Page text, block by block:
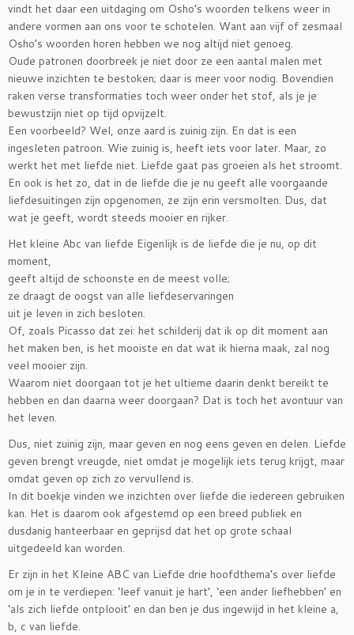
vindt het daar een uitdaging om Osho’s woorden telkens weer in
andere vormen aan ons voor te schotelen. Want aan vijf of zesmaal
Osho’s woorden horen hebben we nog altijd niet genoeg.
Oude patronen doorbreek je niet door ze een aantal malen met
nieuwe inzichten te bestoken; daar is meer voor nodig. Bovendien
raken verse transformaties toch weer onder het stof, als je je
bewustzijn niet op tijd opvijzelt.
Een voorbeeld? Wel, onze aard is zuinig zijn. En dat is een
ingesleten patroon. Wie zuinig is, heeft iets voor later. Maar, zo
werkt het met liefde niet. Liefde gaat pas groeien als het stroomt.
En ook is het zo, dat in de liefde die je nu geeft alle voorgaande
liefdesuitingen zijn opgenomen, ze zijn erin versmolten. Dus, dat
wat je geeft, wordt steeds mooier en rijker.
Het kleine Abc van liefde Eigenlijk is de liefde die je nu, op dit
moment,
geeft altijd de schoonste en de meest volle;
ze draagt de oogst van alle liefdeservaringen
uit je leven in zich besloten.
Of, zoals Picasso dat zei: het schilderij dat ik op dit moment aan
het maken ben, is het mooiste en dat wat ik hierna maak, zal nog
veel mooier zijn.
Waarom niet doorgaan tot je het ultieme daarin denkt bereikt te
hebben en dan daarna weer doorgaan? Dat is toch het avontuur van
het leven.
Dus, niet zuinig zijn, maar geven en nog eens geven en delen. Liefde
geven brengt vreugde, niet omdat je mogelijk iets terug krijgt, maar
omdat geven op zich zo vervullend is.
In dit boekje vinden we inzichten over liefde die iedereen gebruiken
kan. Het is daarom ook afgestemd op een breed publiek en
dusdanig hanteerbaar en geprijsd dat het op grote schaal
uitgedeeld kan worden.
Er zijn in het Kleine ABC van Liefde drie hoofdthema’s over liefde
om je in te verdiepen: ‘leef vanuit je hart’, ‘een ander liefhebben’ en
‘als zich liefde ontplooit’ en dan ben je dus ingewijd in het kleine a,
b, c van liefde.